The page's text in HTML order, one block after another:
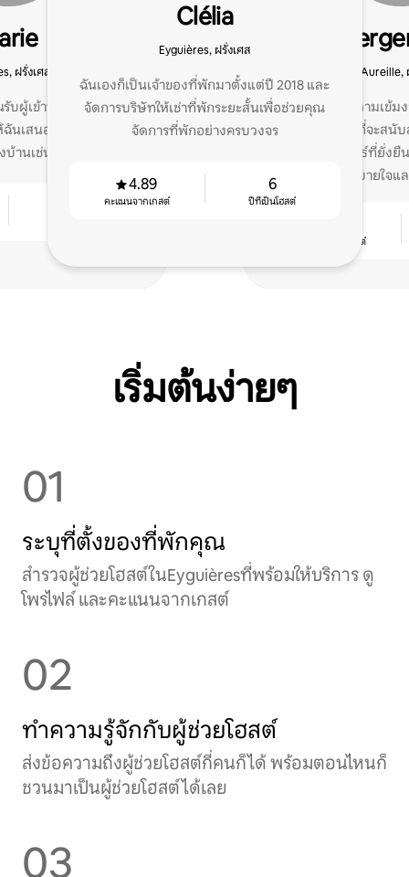
ฝรั่งเศส
บผู้เข้าพักเข้าสู่บ้านของ
นเสนอบริการของฉันให้
บ้านเช่นฉัน
Clélia
Eyguières, ฝรั่งเศส
ฉันเองก็เป็นเจ้าของที่พักมาตั้งแต่ปี 2018 และ
จัดการบริษัทให้เช่าที่พักระยะสั้นเพื่อช่วยคุณ
จัดการที่พักอย่างครบวงจร
4.89
คะแนนจากเกสต์
6
ปีที่เป็นโฮสต์
Aureille,
จริยธรรมและความเข้ม
ความปรารถนาที่จะสนั
ผ่านความสัมพันธ์ที่ยั่งยืน
ผสานความสบายใจแ
คะแนนจากเกสต์
เริ่มต้นง่ายๆ
01
ระบุที่ตั้งของที่พักคุณ
สำรวจผู้ช่วยโฮสต์ในEyguièresที่พร้อมให้บริการ ดู
โพรไฟล์ และคะแนนจากเกสต์
02
ทำความรู้จักกับผู้ช่วยโฮสต์
ส่งข้อความถึงผู้ช่วยโฮสต์กี่คนก็ได้ พร้อมตอนไหนก็
ชวนมาเป็นผู้ช่วยโฮสต์ได้เลย
03